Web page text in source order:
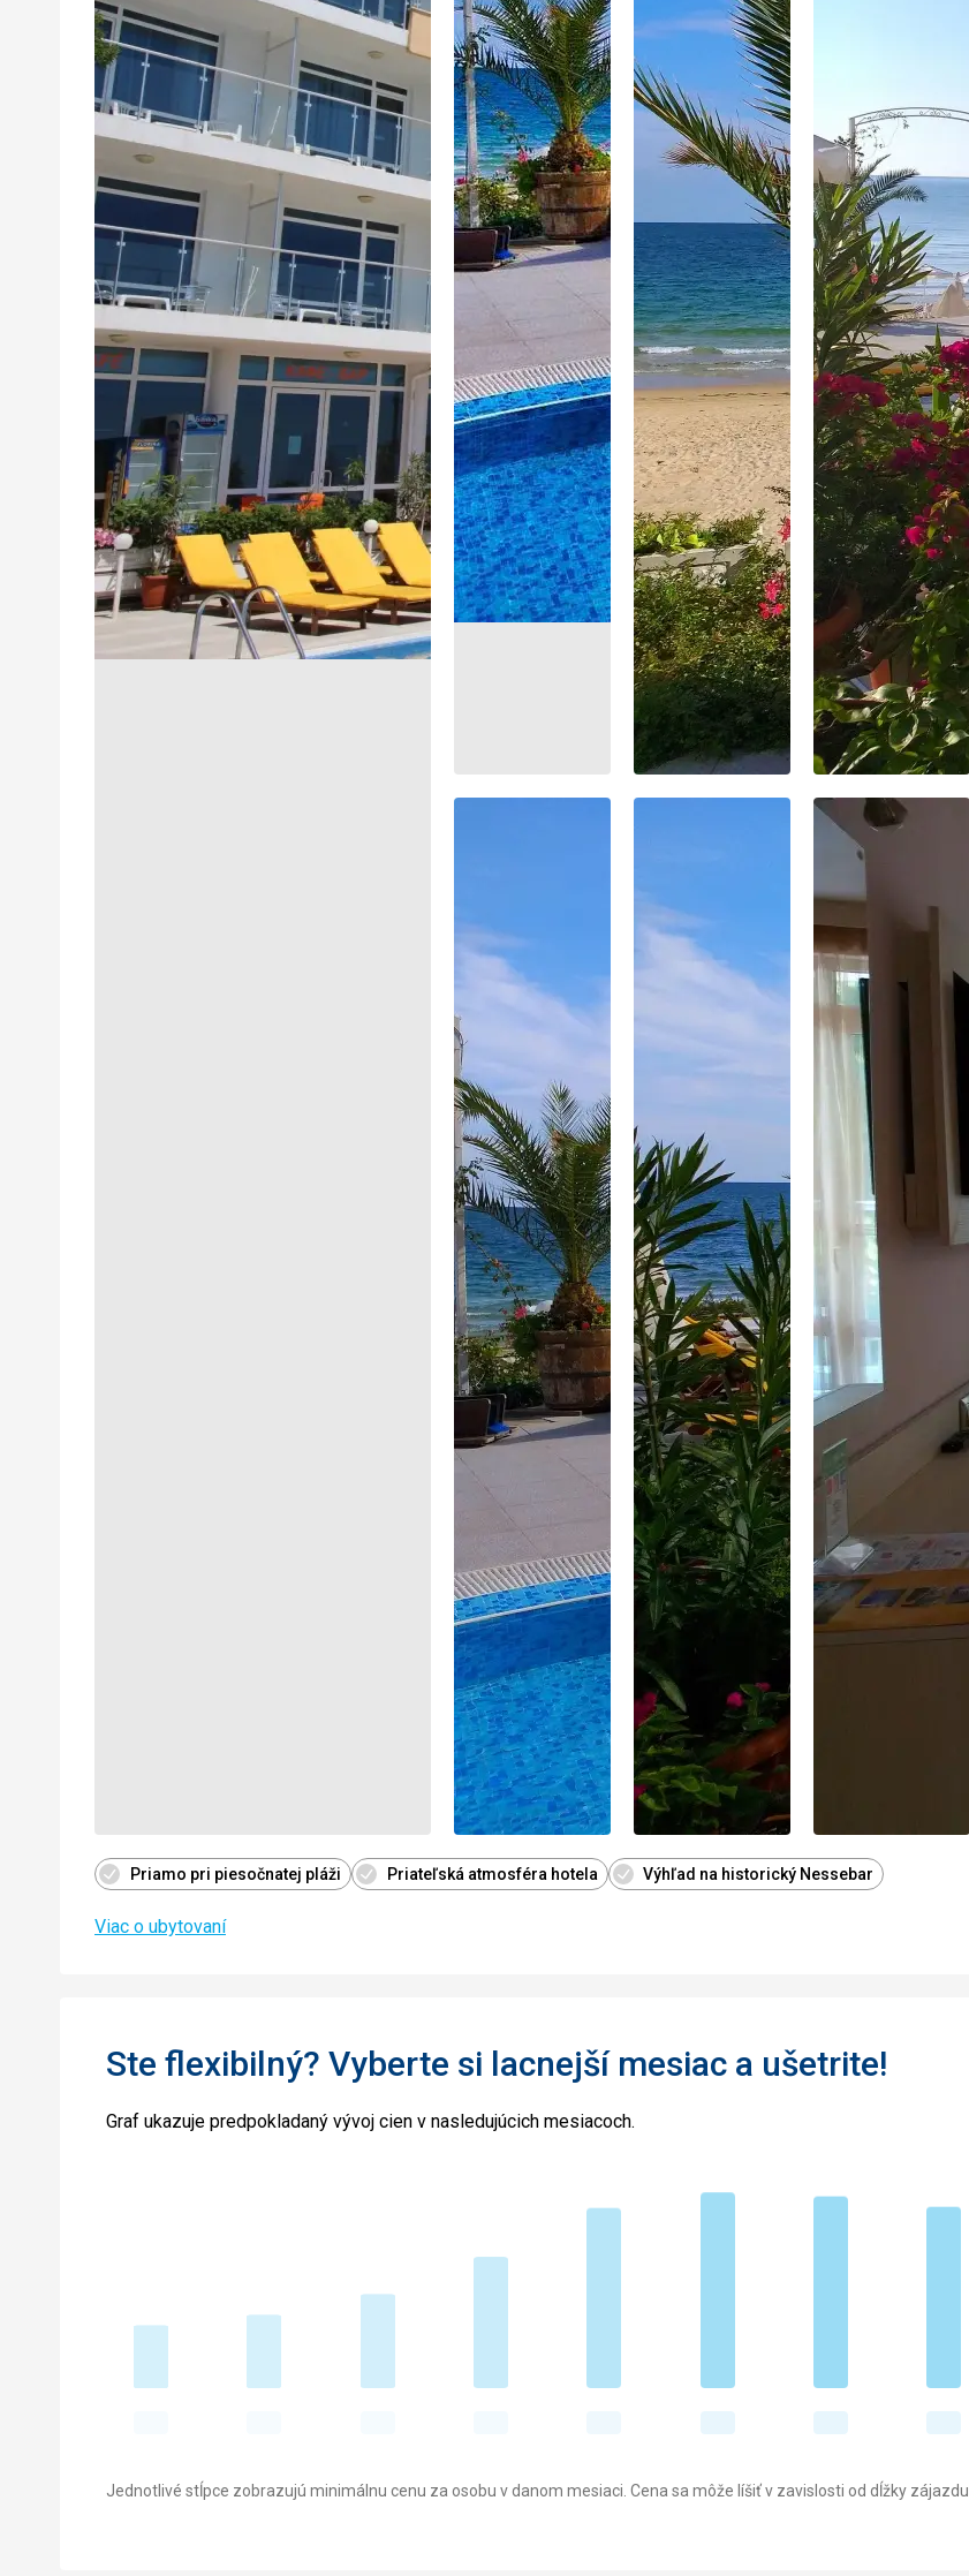
Priamo pri piesočnatej pláži Priateľská atmosféra hotela Výhľad na historický Nessebar
Viac o ubytovaní
Ste flexibilný? Vyberte si lacnejší mesiac a ušetrite!
Graf ukazuje predpokladaný vývoj cien v nasledujúcich mesiacoch.
Jednotlivé stĺpce zobrazujú minimálnu cenu za osobu v danom mesiaci. Cena sa môže líšiť v zavislosti od dĺžky zájazdu.